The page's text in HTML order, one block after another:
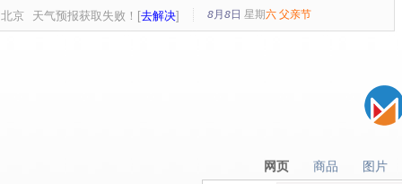
北京 天气预报获取失败！[去解决] 8月8日 星期六 父亲节
网页
网页 商品
商品 图片
图片